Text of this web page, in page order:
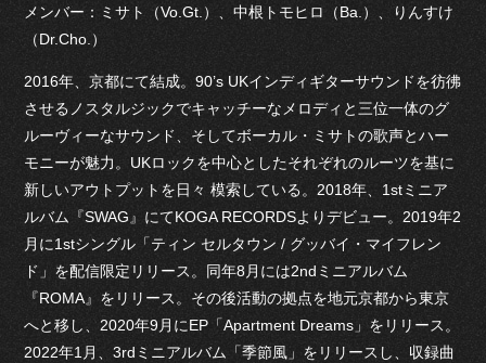
メンバー：ミサト（Vo.Gt.）、中根トモヒロ（Ba.）、りんすけ
（Dr.Cho.）
2016年、京都にて結成。90’s UKインディギターサウンドを彷彿
させるノスタルジックでキャッチーなメロディと三位一体のグ
ルーヴィーなサウンド、そしてボーカル・ミサトの歌声とハー
モニーが魅力。UKロックを中心としたそれぞれのルーツを基に
新しいアウトプットを日々 模索している。2018年、1stミニア
ルバム『SWAG』にてKOGA RECORDSよりデビュー。2019年2
月に1stシングル「ティン セルタウン / グッバイ・マイフレン
ド」を配信限定リリース。同年8月には2ndミニアルバム
『ROMA』をリリース。その後活動の拠点を地元京都から東京
へと移し、2020年9月にEP「Apartment Dreams」をリリース。
2022年1月、3rdミニアルバム「季節風」をリリースし、収録曲